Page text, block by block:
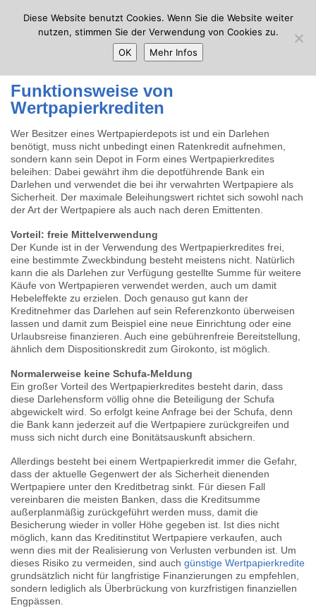
Menü
Funktionsweise von
Wertpapierkrediten
Wer Besitzer eines Wertpapierdepots ist und ein Darlehen
benötigt, muss nicht unbedingt einen Ratenkredit aufnehmen,
sondern kann sein Depot in Form eines Wertpapierkredites
beleihen: Dabei gewährt ihm die depotführende Bank ein
Darlehen und verwendet die bei ihr verwahrten Wertpapiere als
Sicherheit. Der maximale Beleihungswert richtet sich sowohl nach
der Art der Wertpapiere als auch nach deren Emittenten.
Vorteil: freie Mittelverwendung
Der Kunde ist in der Verwendung des Wertpapierkredites frei,
eine bestimmte Zweckbindung besteht meistens nicht. Natürlich
kann die als Darlehen zur Verfügung gestellte Summe für weitere
Käufe von Wertpapieren verwendet werden, auch um damit
Hebeleffekte zu erzielen. Doch genauso gut kann der
Kreditnehmer das Darlehen auf sein Referenzkonto überweisen
lassen und damit zum Beispiel eine neue Einrichtung oder eine
Urlaubsreise finanzieren. Auch eine gebührenfreie Bereitstellung,
ähnlich dem Dispositionskredit zum Girokonto, ist möglich.
Normalerweise keine Schufa-Meldung
Ein großer Vorteil des Wertpapierkredites besteht darin, dass
diese Darlehensform völlig ohne die Beteiligung der Schufa
abgewickelt wird. So erfolgt keine Anfrage bei der Schufa, denn
die Bank kann jederzeit auf die Wertpapiere zurückgreifen und
muss sich nicht durch eine Bonitätsauskunft absichern.
Allerdings besteht bei einem Wertpapierkredit immer die Gefahr,
dass der aktuelle Gegenwert der als Sicherheit dienenden
Wertpapiere unter den Kreditbetrag sinkt. Für diesen Fall
vereinbaren die meisten Banken, dass die Kreditsumme
außerplanmäßig zurückgeführt werden muss, damit die
Besicherung wieder in voller Höhe gegeben ist. Ist dies nicht
möglich, kann das Kreditinstitut Wertpapiere verkaufen, auch
wenn dies mit der Realisierung von Verlusten verbunden ist. Um
dieses Risiko zu vermeiden, sind auch günstige Wertpapierkredite
grundsätzlich nicht für langfristige Finanzierungen zu empfehlen,
sondern lediglich als Überbrückung von kurzfristigen finanziellen
Engpässen.
Diese Website benutzt Cookies. Wenn Sie die Website weiter
nutzen, stimmen Sie der Verwendung von Cookies zu.
OK
Mehr Infos